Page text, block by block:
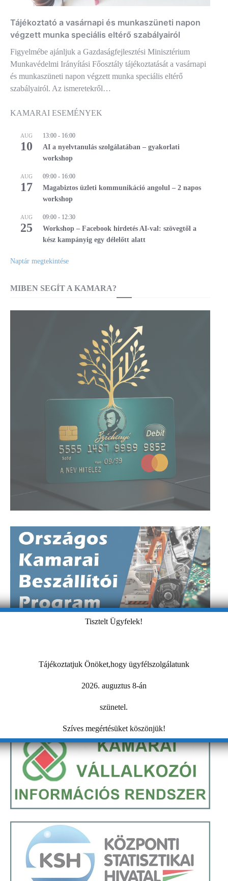
Tájékoztató a vasárnapi és munkaszüneti napon
végzett munka speciális eltérő szabályairól
Figyelmébe ajánljuk a Gazdaságfejlesztési Minisztérium
Munkavédelmi Irányítási Főosztály tájékoztatását a vasárnapi
és munkaszüneti napon végzett munka speciális eltérő
szabályairól. Az ismeretekről…
KAMARAI ESEMÉNYEK
AUG
10
13:00 - 16:00
AI a nyelvtanulás szolgálatában – gyakorlati
workshop
AUG
17
09:00 - 16:00
Magabiztos üzleti kommunikáció angolul – 2 napos
workshop
AUG
25
09:00 - 12:30
Workshop – Facebook hirdetés AI-val: szövegtől a
kész kampányig egy délelőtt alatt
Naptár megtekintése
MIBEN SEGÍT A KAMARA?
Tisztelt Ügyfelek!
Tájékoztatjuk Önöket,hogy ügyfélszolgálatunk
2026. auguztus 8-án
szünetel.
Szíves megértésüket köszönjük!